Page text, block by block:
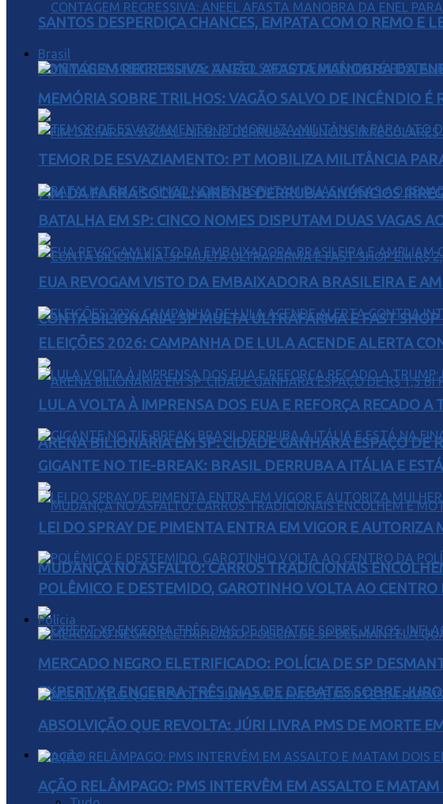
CONTAGEM REGRESSIVA: ANEEL AFASTA MANOBRA DA
FIM DA FARRA SOCIAL: AIRBNB DERRUBA ANÚNCIOS
CONTA BILIONÁRIA: SP MULTA ULTRAFARMA E FAST
ARENA BILIONÁRIA EM SP: CIDADE GANHARÁ ESPAÇO DE
MUDANÇA NO ASFALTO: CARROS TRADICIONAIS
EXPERT XP ENCERRA TRÊS DIAS DE DEBATES SOBRE
Esporte
SANTOS DESPERDIÇA CHANCES, EMPATA COM O REMO E
Brasil
MEMÓRIA SOBRE TRILHOS: VAGÃO SALVO DE INCÊNDIO É
TEMOR DE ESVAZIAMENTO: PT MOBILIZA MILITÂNCIA
BATALHA EM SP: CINCO NOMES DISPUTAM DUAS VAGAS
EUA REVOGAM VISTO DA EMBAIXADORA BRASILEIRA E
ELEIÇÕES 2026: CAMPANHA DE LULA ACENDE ALERTA
LULA VOLTA À IMPRENSA DOS EUA E REFORÇA RECADO
GIGANTE NO TIE-BREAK: BRASIL DERRUBA A ITÁLIA E
LEI DO SPRAY DE PIMENTA ENTRA EM VIGOR E
POLÊMICO E DESTEMIDO, GAROTINHO VOLTA AO
Polícia
MERCADO NEGRO ELETRIFICADO: POLÍCIA DE SP
ABSOLVIÇÃO QUE REVOLTA: JÚRI LIVRA PMS DE MORTE
AÇÃO RELÂMPAGO: PMS INTERVÊM EM ASSALTO E MATAM